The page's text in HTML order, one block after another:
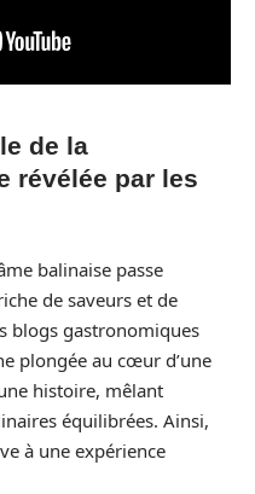
de la
révélée par les
balinaise passe
de saveurs et de
blogs gastronomiques
plongée au cœur d’une
histoire, mêlant
équilibrées. Ainsi,
à une expérience